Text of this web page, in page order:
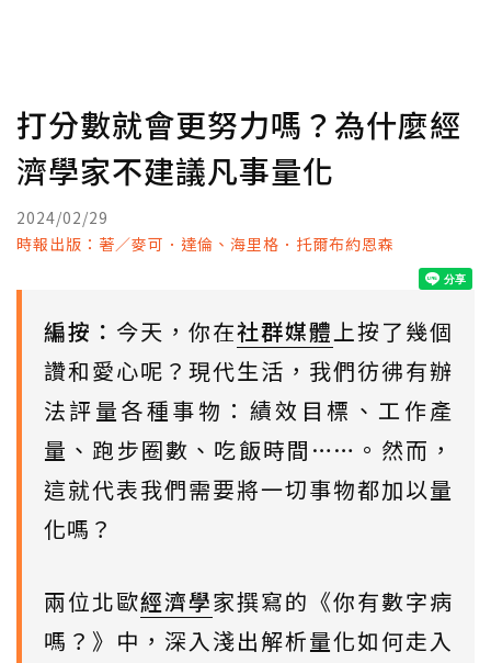
打分數就會更努力嗎？為什麼經
濟學家不建議凡事量化
2024/02/29
時報出版：著／麥可．達倫、海里格．托爾布約恩森
編按： 今天，你在社群媒體上按了幾個
讚和愛心呢？現代生活，我們彷彿有辦
法評量各種事物：績效目標、工作產
量、跑步圈數、吃飯時間……。然而，
這就代表我們需要將一切事物都加以量
化嗎？
兩位北歐經濟學家撰寫的《你有數字病
嗎？》中，深入淺出解析量化如何走入